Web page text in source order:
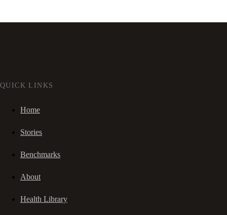
QUICK LINKS
Home
Stories
Benchmarks
About
Health Library